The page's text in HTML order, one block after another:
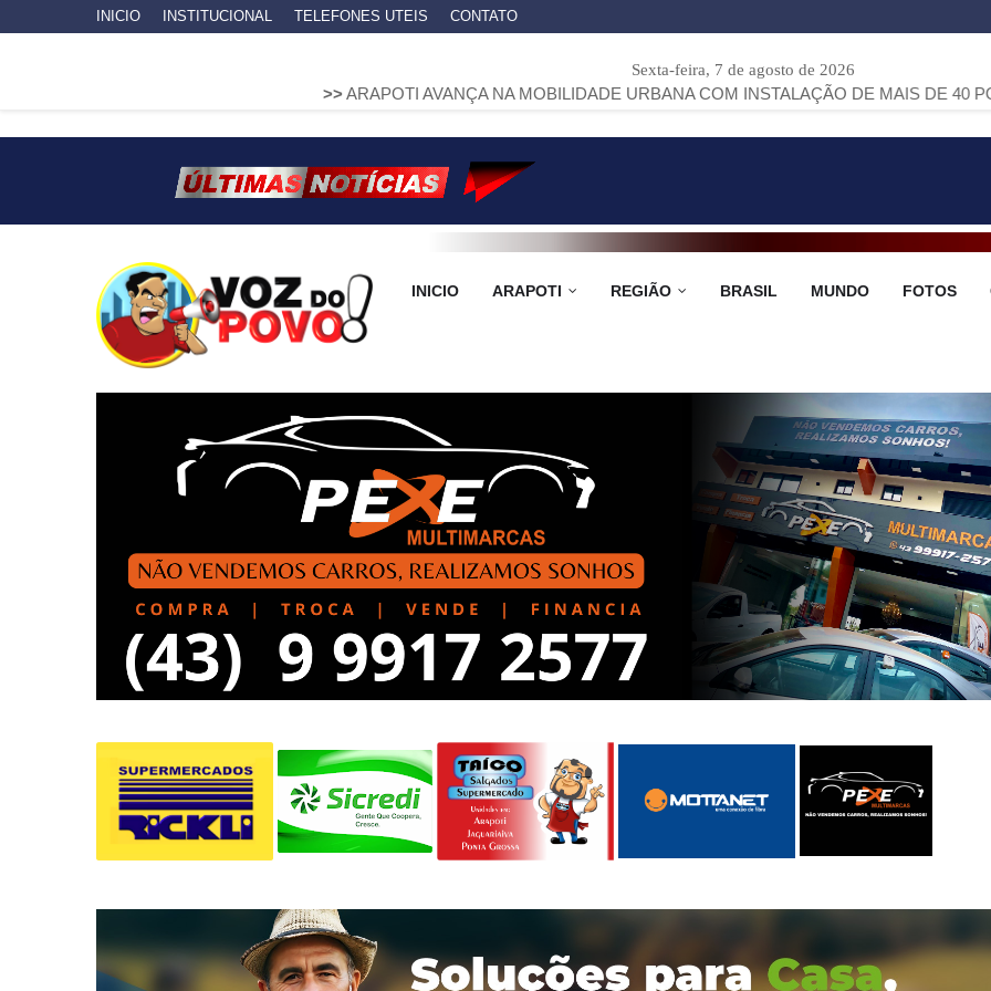
INICIO INSTITUCIONAL TELEFONES UTEIS CONTATO
Sexta-feira, 7 de agosto de 2026
ARAPOTI AVANÇA NA MOBILIDADE URBANA COM INSTALAÇÃO DE MAIS DE 40 PONTOS DE
INICIO ARAPOTI REGIÃO BRASIL MUNDO FOTOS